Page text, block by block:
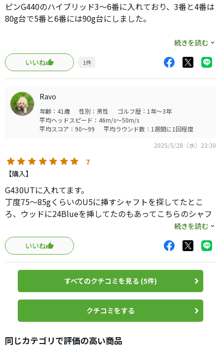
ちなみにブラックはまるでうてませんでしたｗｗｗ
あんなんただの固い棒だよｗｗ
ピンG440のハイブリッド3〜6番に入れており、3番と4番は
80g台で5番と6番には90g台にしました。
MCHは球が上がりすぎて飛距離が出ず、前作USベンタスブ
ルーはあまり球が上がらずでした。TRハイブリッドやグラ
ファイトのツアーAD DI、HY、三菱TENSEIなど、様々なシ
ャフトを試しましたがしっかり来ず。
今回のベンタスブルーハイブリッドは球もそこそこ上がっ
て方向性も良いです。160ヤードから200ヤードくらいはラ
イが良ければほぼグリーンに乗るくらい、精度が格段に上
ハードヒッターはXシャフトかベンタスブラックHBにする
と良いかと思います。
続きを読む
いいね
1件
Ravo
年齢：41歳 性別：男性
ゴルフ歴：1年～3年
平均ヘッドスピード：46m/s～50m/s
平均スコア：90～99
平均ラウンド数：1週間に1回程度
2025/5/28（水）23:30
7
【購入】
G430UTに入れてます。
丁度75～85gくらいのU5に挿すシャフトを探してたとこ
ろ、ウッドに24Blueを挿してたのもあってこちらのシャフ
ぶっつけで購入したため結構不安ではありましたが、しっ
かり張りがあり、オフセンターヒット時でも捻れることな
く安定した出玉が打てるのでかなり気に入りました。
シャフトの動きが少ない方が好みの方は新発売のBlackの方
がフィットすると思いますが、さすがVENTUSといった商
品です。
続きを読む
いいね
すべてのクチコミを見る (5件)
クチコミをする
同じカテゴリで評価の高い商品